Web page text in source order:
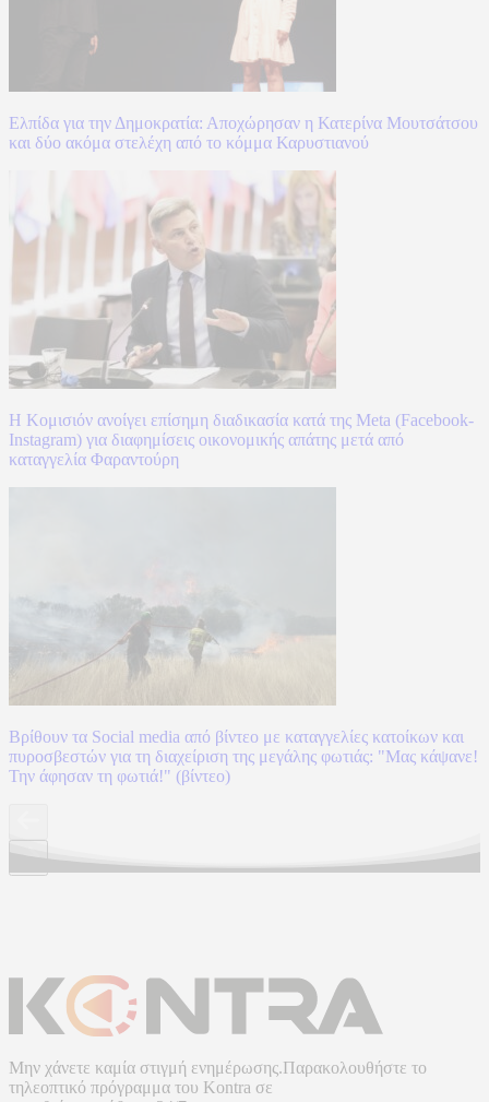
Ελπίδα για την Δημοκρατία: Αποχώρησαν η Κατερίνα Μουτσάτσου
και δύο ακόμα στελέχη από το κόμμα Καρυστιανού
Η Κομισιόν ανοίγει επίσημη διαδικασία κατά της Meta (Facebook-
Instagram) για διαφημίσεις οικονομικής απάτης μετά από
καταγγελία Φαραντούρη
Βρίθουν τα Social media από βίντεο με καταγγελίες κατοίκων και
πυροσβεστών για τη διαχείριση της μεγάλης φωτιάς: "Μας κάψανε!
Την άφησαν τη φωτιά!" (βίντεο)
Μην χάνετε καμία στιγμή ενημέρωσης.Παρακολουθήστε το
τηλεοπτικό πρόγραμμα του Kontra σε